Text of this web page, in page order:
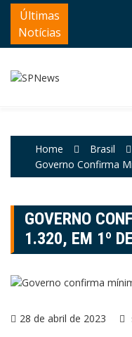
Skip
content
Últimas
Notícias
Home
Brasil
Governo Confirma
GOVERNO
1.320, EM 1º
28 de abril de 2023